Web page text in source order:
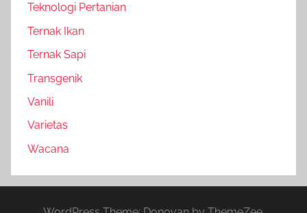
Teknologi Pertanian
Ternak Ikan
Ternak Sapi
Transgenik
Vanili
Varietas
Wacana